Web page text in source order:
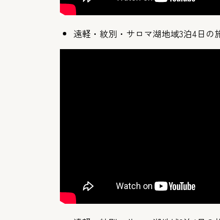
遠軽・紋別・サロマ湖地域3泊4日の